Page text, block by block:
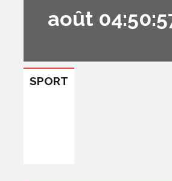
août
SPORT